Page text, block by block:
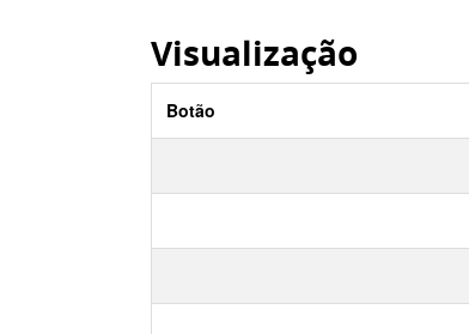
Visualização
Botão